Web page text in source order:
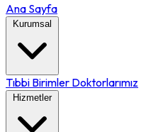
Ana Sayfa
Kurumsal
Tıbbi Birimler Doktorlarımız
Hizmetler